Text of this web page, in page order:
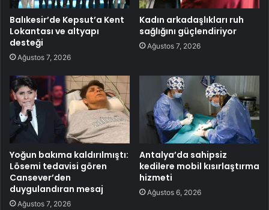
Balıkesir’de Kepsut’a Kent
Lokantası ve altyapı
desteği
Ağustos 7, 2026
Kadın arkadaşlıkları ruh
sağlığını güçlendiriyor
Ağustos 7, 2026
Yoğun bakıma kaldırılmıştı:
Lösemi tedavisi gören
Cansever’den
duygulandıran mesaj
Ağustos 7, 2026
Antalya’da sahipsiz
kedilere mobil kısırlaştırma
hizmeti
Ağustos 6, 2026